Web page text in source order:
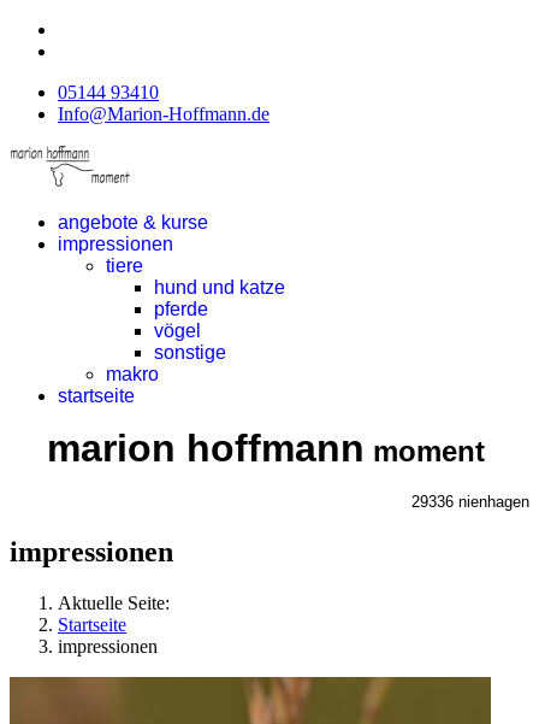
05144 93410
Info@Marion-Hoffmann.de
angebote & kurse
impressionen
tiere
hund und katze
pferde
vögel
sonstige
makro
startseite
marion hoffmann moment
29336 nienhagen
impressionen
Aktuelle Seite:
Startseite
impressionen